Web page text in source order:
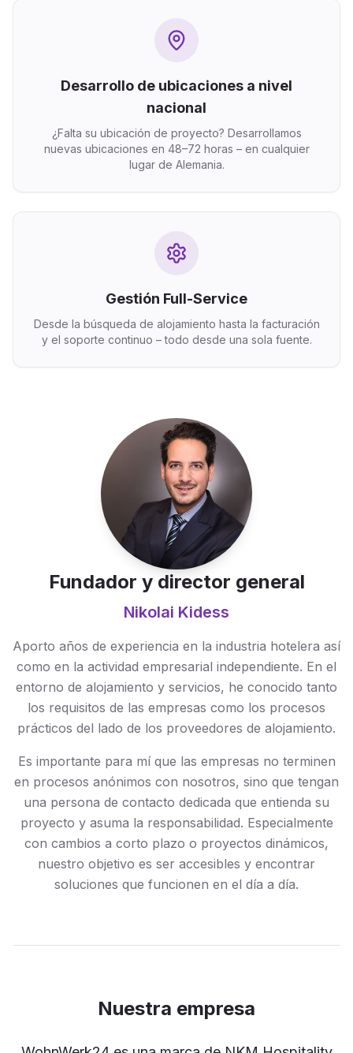
Desarrollo de ubicaciones a nivel
nacional
¿Falta su ubicación de proyecto? Desarrollamos
nuevas ubicaciones en 48–72 horas – en cualquier
lugar de Alemania.
Gestión Full-Service
Desde la búsqueda de alojamiento hasta la facturación
y el soporte continuo – todo desde una sola fuente.
Fundador y director general
Nikolai Kidess
Aporto años de experiencia en la industria hotelera así
como en la actividad empresarial independiente. En el
entorno de alojamiento y servicios, he conocido tanto
los requisitos de las empresas como los procesos
prácticos del lado de los proveedores de alojamiento.
Es importante para mí que las empresas no terminen
en procesos anónimos con nosotros, sino que tengan
una persona de contacto dedicada que entienda su
proyecto y asuma la responsabilidad. Especialmente
con cambios a corto plazo o proyectos dinámicos,
nuestro objetivo es ser accesibles y encontrar
soluciones que funcionen en el día a día.
Nuestra empresa